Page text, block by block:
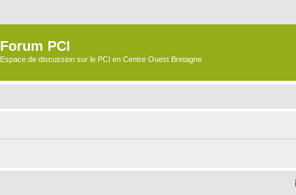
Forum PCI
Espace de discussion sur le PCI en Centre Ouest Bretagne